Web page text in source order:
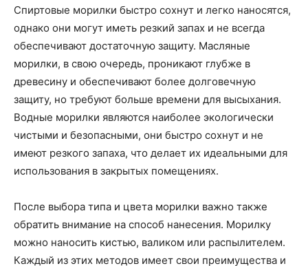
Спиртовые морилки быстро сохнут и легко наносятся,
однако они могут иметь резкий запах и не всегда
обеспечивают достаточную защиту. Масляные
морилки, в свою очередь, проникают глубже в
древесину и обеспечивают более долговечную
защиту, но требуют больше времени для высыхания.
Водные морилки являются наиболее экологически
чистыми и безопасными, они быстро сохнут и не
имеют резкого запаха, что делает их идеальными для
использования в закрытых помещениях.
После выбора типа и цвета морилки важно также
обратить внимание на способ нанесения. Морилку
можно наносить кистью, валиком или распылителем.
Каждый из этих методов имеет свои преимущества и